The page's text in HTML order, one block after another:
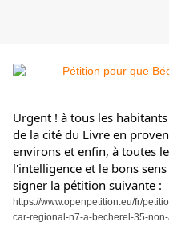
Urgent ! à tous les
de la cité du Livre en
environs et enfin, à toutes
l'intelligence et le bons
signer la pétition suivante :
https://www.openpetition.eu/fr/
car-regional-n7-a-becherel-35-